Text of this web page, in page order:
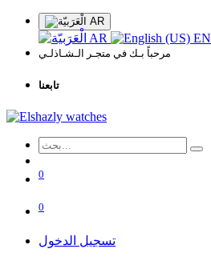
AR
AR EN
مرحباً بـك في متجـر الـشـاذلـي
تابعنا
0
0
تسجيل الدخول